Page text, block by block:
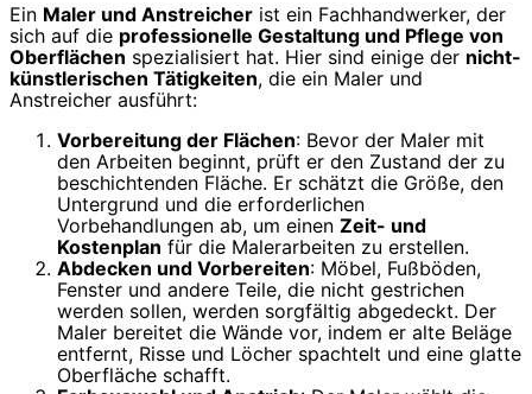
Ein Maler und Anstreicher ist ein Fachhandwerker, der
sich auf die professionelle Gestaltung und Pflege von
Oberflächen spezialisiert hat. Hier sind einige der nicht-
künstlerischen Tätigkeiten, die ein Maler und
Anstreicher ausführt:
Vorbereitung der Flächen: Bevor der Maler mit
den Arbeiten beginnt, prüft er den Zustand der zu
beschichtenden Fläche. Er schätzt die Größe, den
Untergrund und die erforderlichen
Vorbehandlungen ab, um einen Zeit- und
Kostenplan für die Malerarbeiten zu erstellen.
Abdecken und Vorbereiten: Möbel, Fußböden,
Fenster und andere Teile, die nicht gestrichen
werden sollen, werden sorgfältig abgedeckt. Der
Maler bereitet die Wände vor, indem er alte Beläge
entfernt, Risse und Löcher spachtelt und eine glatte
Oberfläche schafft.